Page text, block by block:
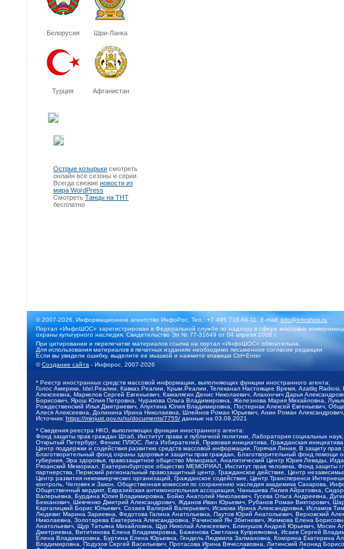
Белорусия Шри-Ланка
Турция Афганистан
Острые козырьки смотреть
онлайн все сезоны и серии.
Всегда свежие новости из
мира WordPress
Смотреть Танцы на ТНТ
бесплатно
© 2007-2026, Информационное агентство ИнфоРос. Тел.: +7 495 718-84-11, E-mail:info@infoshos.ru
Портал «ИнфоШОС» зарегистрирован в Федеральной службе по надзору в сфере массовых
охраны культурного наследия. Свидетельство Эл № 77-31649 от 04 апреля 2008 г.
При цитировании и перепечатке материалов ссылка на портал «ИнфоШОС» обязательна.
Для использования материалов в печатных изданиях необходимо письменное согласие редакции
Если вы увидели ошибку, выделите ее мышкой и нажмите клавиши Ctrl+Enter
©Создание сайта - Инфорос, 2007-2026
* Реестр иностранных средств массовой информации, выполняющих функции иностранного агента:
Голос Америки, Idel.Реалии, Кавказ.Реалии, Крым.Реалии, Телеканал Настоящее Время, Azatliq
Алексеевна, Маркелов Сергей Евгеньевич, Камалягин Денис Николаевич, Апахончич Дарья
Борисович, Ярош Юлия Петровна, Чуракова Ольга Владимировна, Железнова Мария Михайловна,
Рождественский Илья Дмитриевич, Апухтина Юлия Владимировна, Постернак Алексей Евгеньевич,
Алеся Алексеевна, Долинина Ирина Николаевна, Шлейнов Роман Юрьевич, Анин Роман
Источник: https://minjust.gov.ru/ru/documents/7755/ данные на 03.09.2021
* Сведения реестра НКО, выполняющих функции иностранного агента:
Фонд защиты прав граждан Штаб, Институт права и публичной политики, Лаборатория социальных
Открытый Петербург, Феникс ПЛЮС, Лига Избирателей, Правовая инициатива, Гражданская
Центр поддержки и содействия развитию средств массовой информации, Горячая Линия, В защиту
Благотворительный фонд охраны здоровья и защиты прав граждан, Благотворительный фонд помощи
губерния, Эра здоровья, правозащитное общество Мемориал, Аналитический Центр Юрия Левады,
Рязанский Мемориал, Екатеринбургское общество МЕМОРИАЛ, Институт прав человека, Фонд защиты
партнерства, Пермский региональный правозащитный центр, Гражданское действие, Центр
Центр развития некоммерческих организаций, Гражданское содействие, Центр Трансперенси
контроль, Человек и Закон, Общественная комиссия по сохранению наследия академика Сахарова,
Общественный вердикт, Евразийская антимонопольная ассоциация, Чанышева Лилия Айратовна,
Валерьевна, Бурдина Юлия Владимировна, Бойко Анатолий Николаевич, Гусева Ольга Андреевна,
Бекханович, Шевченко Дмитрий Александрович, Жданов Иван Юрьевич, Рубанов Роман Викторович,
Каргалицкий Борис Юльевич, Созаев Валерий Валерьевич, Исакова Ирина Александровна, Исламов
Людевиг Марина Зариевна, Федотова Галина Анатольевна, Паутов Юрий Анатольевич, Верховский
Николаевна, Золотарева Екатерина Александровна, Рачинский Ян Збигневич, Жемкова Елена
Анатольевич, Щур Татьяна Михайловна, Щур Николай Алексеевич, Блинушов Андрей Юрьевич, Мосин
Дмитриевна, Вититинова Елена Владимировна, Баженова Светлана Куприяновна, Исаев Сергей
Елена Владимировна, Буртина Елена Юрьевна, Гендель Людмила Залмановна, Кокорина Екатерина
Владимировна, Подузов Сергей Васильевич, Протасова Ирина Вячеславовна, Литинский Леонид